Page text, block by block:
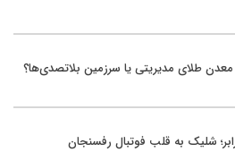
طلای مدیریتی یا سرزمین بلاتصدی‌ها؟
شلیک به قلب فوتبال رفسنجان